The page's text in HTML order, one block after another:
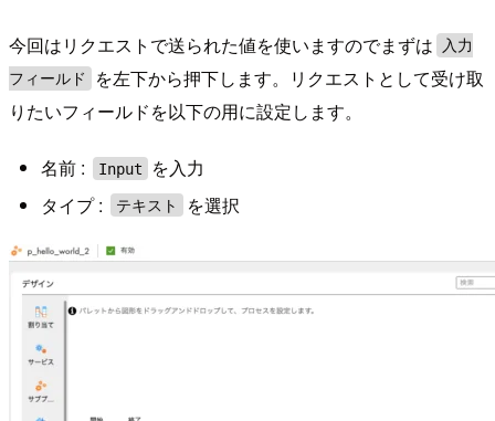
今回はリクエストで送られた値を使いますのでまずは
入力
フィールド
を左下から押下します。リクエストとして受け取
りたいフィールドを以下の用に設定します。
名前 : Input
を入力
タイプ :
テキスト を選択